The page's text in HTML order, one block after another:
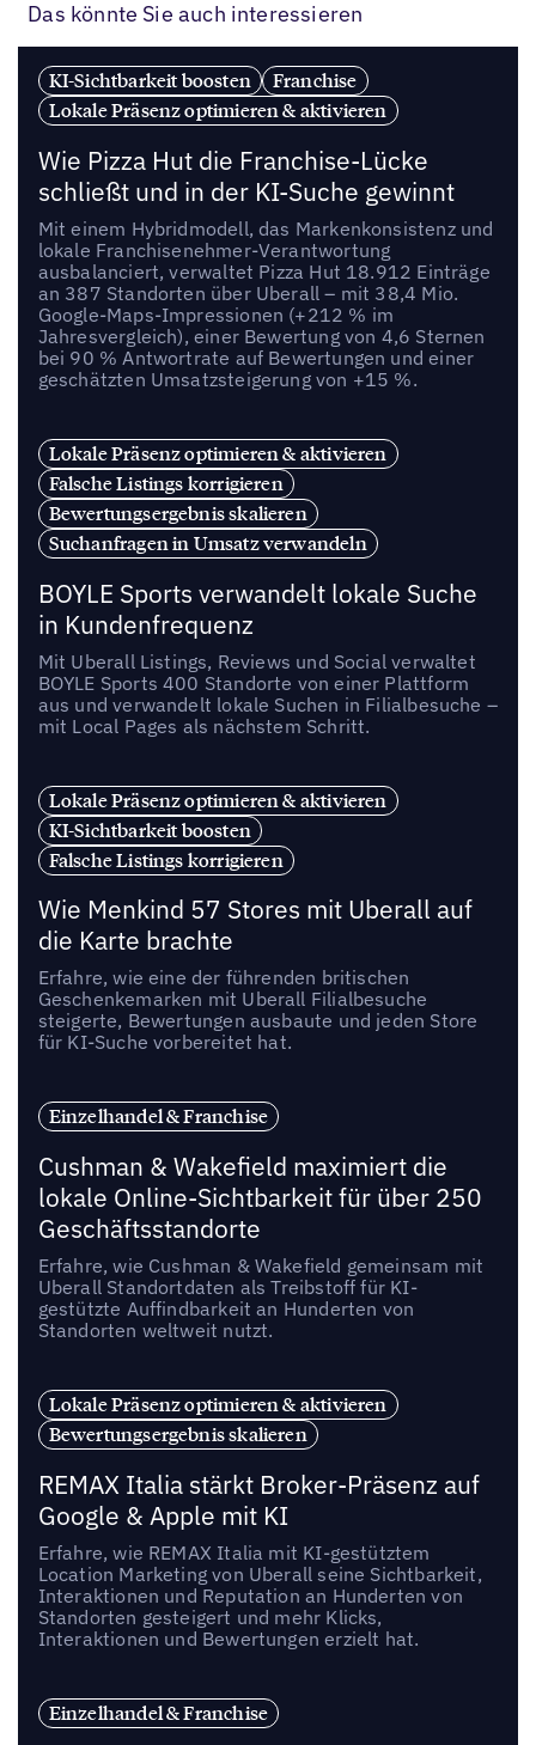
Das könnte Sie auch interessieren
KI-Sichtbarkeit boosten
Franchise
Lokale Präsenz optimieren & aktivieren
Wie Pizza Hut die Franchise-Lücke
schließt und in der KI-Suche gewinnt
Mit einem Hybridmodell, das Markenkonsistenz und
lokale Franchisenehmer-Verantwortung
ausbalanciert, verwaltet Pizza Hut 18.912 Einträge
an 387 Standorten über Uberall – mit 38,4 Mio.
Google-Maps-Impressionen (+212 % im
Jahresvergleich), einer Bewertung von 4,6 Sternen
bei 90 % Antwortrate auf Bewertungen und einer
geschätzten Umsatzsteigerung von +15 %.
Lokale Präsenz optimieren & aktivieren
Falsche Listings korrigieren
Bewertungsergebnis skalieren
Suchanfragen in Umsatz verwandeln
BOYLE Sports verwandelt lokale Suche
in Kundenfrequenz
Mit Uberall Listings, Reviews und Social verwaltet
BOYLE Sports 400 Standorte von einer Plattform
aus und verwandelt lokale Suchen in Filialbesuche –
mit Local Pages als nächstem Schritt.
Lokale Präsenz optimieren & aktivieren
KI-Sichtbarkeit boosten
Falsche Listings korrigieren
Wie Menkind 57 Stores mit Uberall auf
die Karte brachte
Erfahre, wie eine der führenden britischen
Geschenkemarken mit Uberall Filialbesuche
steigerte, Bewertungen ausbaute und jeden Store
für KI-Suche vorbereitet hat.
Einzelhandel & Franchise
Cushman & Wakefield maximiert die
lokale Online-Sichtbarkeit für über 250
Geschäftsstandorte
Erfahre, wie Cushman & Wakefield gemeinsam mit
Uberall Standortdaten als Treibstoff für KI-
gestützte Auffindbarkeit an Hunderten von
Standorten weltweit nutzt.
Lokale Präsenz optimieren & aktivieren
Bewertungsergebnis skalieren
REMAX Italia stärkt Broker-Präsenz auf
Google & Apple mit KI
Erfahre, wie REMAX Italia mit KI-gestütztem
Location Marketing von Uberall seine Sichtbarkeit,
Interaktionen und Reputation an Hunderten von
Standorten gesteigert und mehr Klicks,
Interaktionen und Bewertungen erzielt hat.
Einzelhandel & Franchise